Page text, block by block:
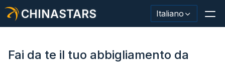
CHINASTARS Italiano
Fai da te il tuo abbigliamento da